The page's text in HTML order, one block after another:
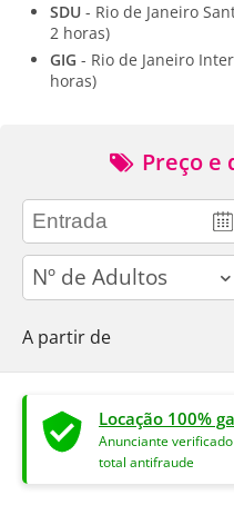
SDU - Rio de Janeiro
2 horas)
GIG - Rio de Janeiro
horas)
Preço e
adults
A partir de
Locação 100%
Anunciante
total antifraude